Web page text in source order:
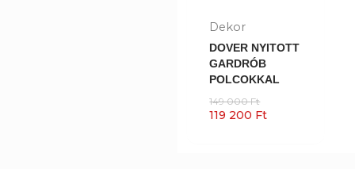
Dekor
DOVER NYITOTT
GARDRÓB
POLCOKKAL
149 000Ft
119 200 Ft